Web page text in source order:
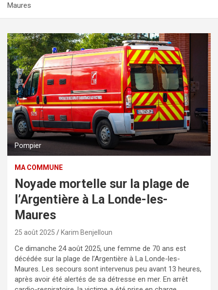
Maures
Pompier
MA COMMUNE
Noyade mortelle sur la plage de
l’Argentière à La Londe-les-
Maures
25 août 2025 Karim Benjelloun
Ce dimanche 24 août 2025, une femme de 70 ans est
décédée sur la plage de l’Argentière à La Londe-les-
Maures. Les secours sont intervenus peu avant 13 heures,
après avoir été alertés de sa détresse en mer. En arrêt